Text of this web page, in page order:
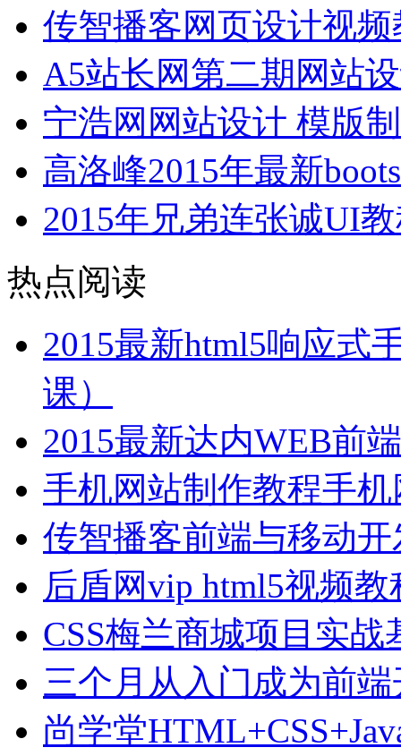
传智播客网页设计视
A5站长网第二期网站
宁浩网网站设计 模版
高洛峰2015年最新
2015年兄弟连张诚UI
热点阅读
2015最新html5响应式
课）
2015最新达内WEB前
手机网站制作教程手
传智播客前端与移动
后盾网vip html5视频
CSS梅兰商城项目实战
三个月从入门成为前
尚学堂